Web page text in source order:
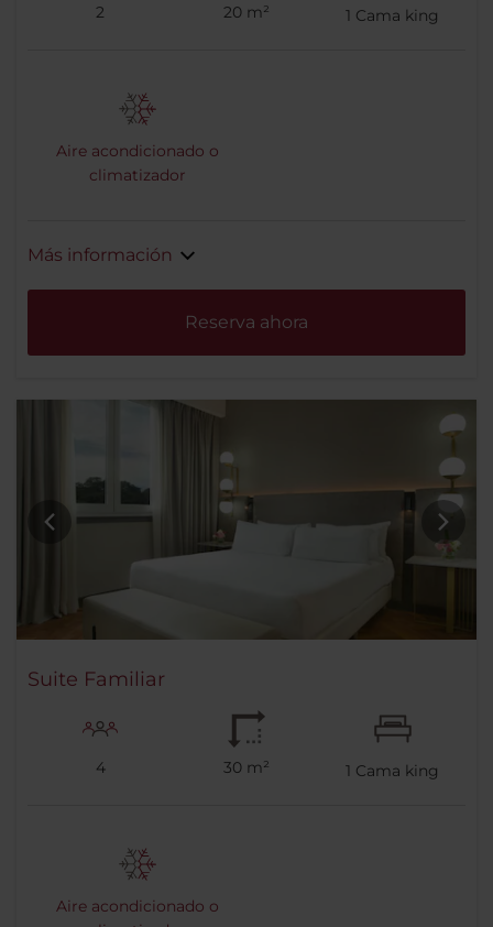
2 20 m² 1 Cama king
Aire acondicionado o
climatizador
Más información
Reserva ahora
Suite Familiar
4 30 m² 1 Cama king
Aire acondicionado o